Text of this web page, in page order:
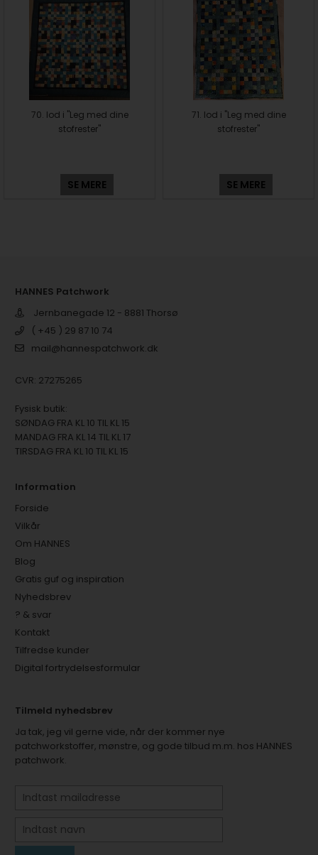
70. lod i "Leg med dine
stofrester"
SE MERE
71. lod i "Leg med dine
stofrester"
SE MERE
HANNES Patchwork
Jernbanegade 12 - 8881 Thorsø
( +45 ) 29 87 10 74
mail@hannespatchwork.dk
CVR: 27275265
Fysisk butik:
SØNDAG FRA KL 10 TIL KL 15
MANDAG FRA KL 14 TIL KL 17
TIRSDAG FRA KL 10 TIL KL 15
Information
Forside
Vilkår
Om HANNES
Blog
Gratis guf og inspiration
Nyhedsbrev
? & svar
Kontakt
Tilfredse kunder
Digital fortrydelsesformular
Tilmeld nyhedsbrev
Ja tak, jeg vil gerne vide, når der kommer nye
patchworkstoffer, mønstre, og gode tilbud m.m. hos HANNES
patchwork.